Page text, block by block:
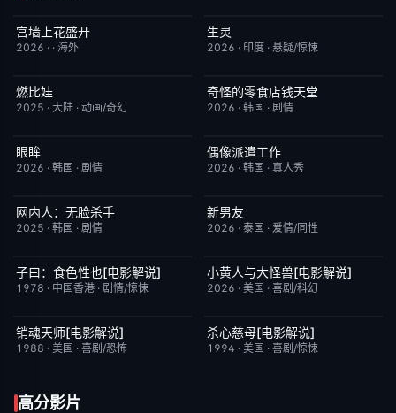
更新至第4集
宫墙上花盛开
2026 · · 海外
今日更新
生灵
2026 · 印度 · 悬疑/惊悚
HD国语
燃比娃
2025 · 大陆 · 动画/奇幻
HD中字
奇怪的零食店钱天堂
2026 · 韩国 · 剧情
HD中字
眼眸
2026 · 韩国 · 剧情
已完结
偶像派遣工作
2026 · 韩国 · 真人秀
今日更新
网内人：无脸杀手
2025 · 韩国 · 剧情
更新至第01集
新男友
2026 · 泰国 · 爱情/同性
已完结
子曰：食色性也[电影解说]
1978 · 中国香港 · 剧情/惊悚
已完结
小黄人与大怪兽[电影解说]
2026 · 美国 · 喜剧/科幻
已完结
销魂天师[电影解说]
1988 · 美国 · 喜剧/恐怖
已完结
杀心慈母[电影解说]
1994 · 美国 · 喜剧/惊悚
高分影片